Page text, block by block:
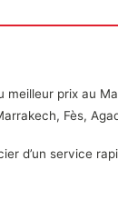
meilleur prix au
Fès,
d’un service